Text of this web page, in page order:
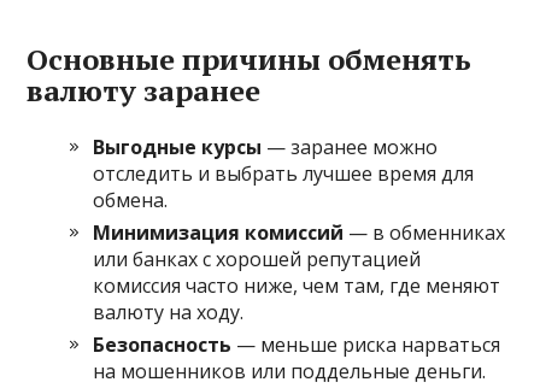
Основные причины обменять
валюту заранее
Выгодные курсы — заранее можно
отследить и выбрать лучшее время для
обмена.
Минимизация комиссий — в обменниках
или банках с хорошей репутацией
комиссия часто ниже, чем там, где меняют
валюту на ходу.
Безопасность — меньше риска нарваться
на мошенников или поддельные деньги.